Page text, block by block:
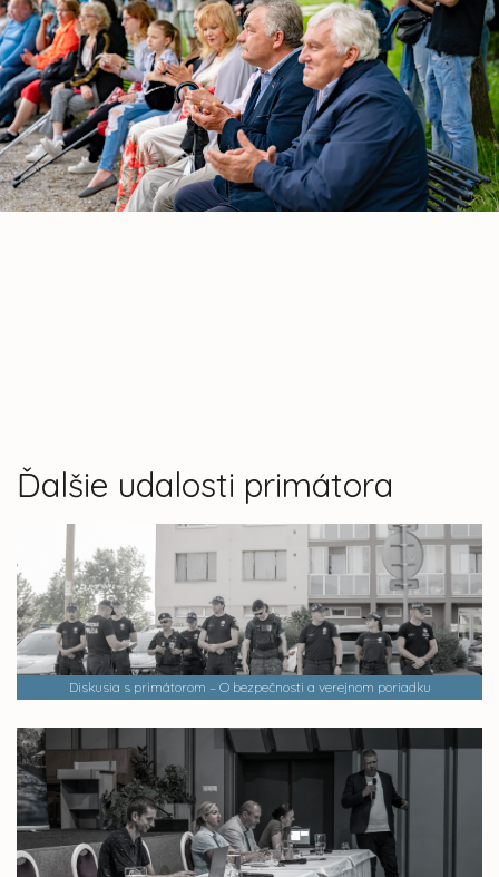
Ďalšie udalosti primátora
Diskusia s primátorom – O bezpečnosti a verejnom poriadku